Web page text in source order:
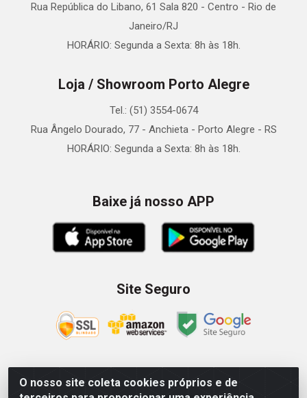
O nosso site coleta cookies próprios e de
Rua República do Libano, 61 Sala 820 - Centro - Rio de
Janeiro/RJ
HORÁRIO: Segunda a Sexta: 8h às 18h.
Loja / Showroom Porto Alegre
Tel.: (51) 3554-0674
Rua Ângelo Dourado, 77 - Anchieta - Porto Alegre - RS
HORÁRIO: Segunda a Sexta: 8h às 18h.
Baixe já nosso APP
Site Seguro
Zein Importação e Comércio LTDA - Av. Senador Queiróz, 274